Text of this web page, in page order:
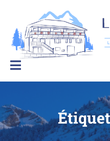
La Jarbelle –
Le
bien-
être
à
la